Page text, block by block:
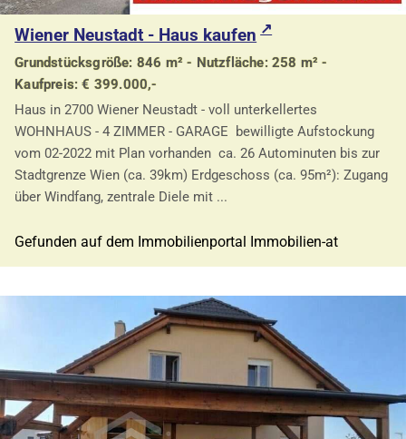
Wiener Neustadt - Haus kaufen
Grundstücksgröße: 846 m² - Nutzfläche: 258 m² -
Kaufpreis: € 399.000,-
Haus in 2700 Wiener Neustadt - voll unterkellertes
WOHNHAUS - 4 ZIMMER - GARAGE bewilligte Aufstockung
vom 02-2022 mit Plan vorhanden ca. 26 Autominuten bis zur
Stadtgrenze Wien (ca. 39km) Erdgeschoss (ca. 95m²): Zugang
über Windfang, zentrale Diele mit ...
Gefunden auf dem Immobilienportal Immobilien-at